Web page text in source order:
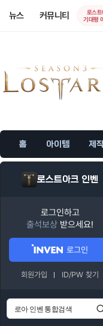
뉴스 커뮤니티
로스트
기대평
홈 아이템 제
로스트아크 인벤
로그인하고
출석보상 받으세요!
로그인
회원가입 ID/PW 찾기